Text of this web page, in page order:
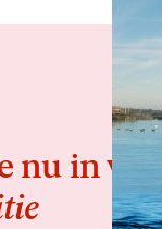
nu in